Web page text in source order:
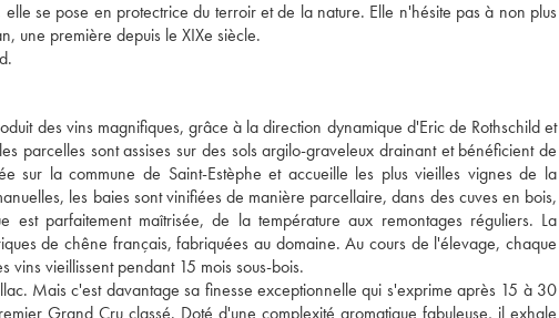
se pose en protectrice du terroir et de la nature. Elle n'hésite pas à non plus
une première depuis le XIXe siècle.
des vins magnifiques, grâce à la direction dynamique d'Eric de Rothschild et
parcelles sont assises sur des sols argilo-graveleux drainant et bénéficient de
sur la commune de Saint-Estèphe et accueille les plus vieilles vignes de la
les baies sont vinifiées de manière parcellaire, dans des cuves en bois,
parfaitement maîtrisée, de la température aux remontages réguliers. La
de chêne français, fabriquées au domaine. Au cours de l'élevage, chaque
vieillissent pendant 15 mois sous-bois.
Mais c'est davantage sa finesse exceptionnelle qui s'exprime après 15 à 30
Grand Cru classé. Doté d'une complexité aromatique fabuleuse, il exhale